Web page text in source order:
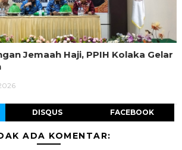
Jemaah Haji, PPIH Kolaka Gelar
DISQUS FACEBOOK
ADA KOMENTAR: